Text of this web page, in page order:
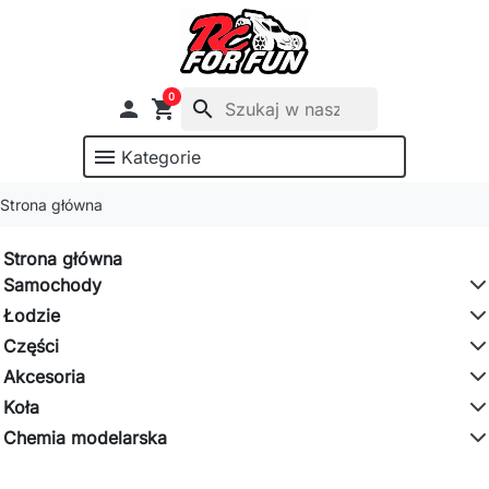
 shopping_cart
0
search
menu Kategorie
Strona główna
Strona główna
Samochody
Łodzie
Części
Akcesoria
Koła
Chemia modelarska